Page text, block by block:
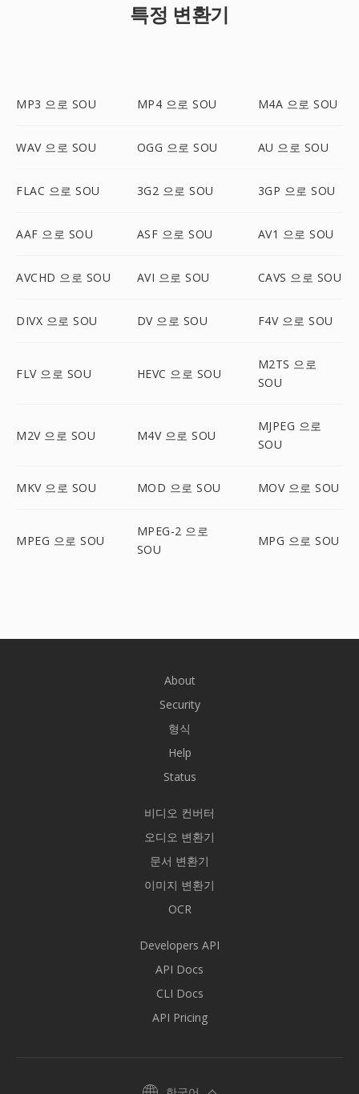
특정 변환기
MP3 으로 SOU MP4 으로 SOU M4A 으로 SOU
WAV 으로 SOU OGG 으로 SOU AU 으로 SOU
FLAC 으로 SOU 3G2 으로 SOU 3GP 으로 SOU
AAF 으로 SOU ASF 으로 SOU AV1 으로 SOU
AVCHD 으로 SOU AVI 으로 SOU CAVS 으로 SOU
DIVX 으로 SOU DV 으로 SOU F4V 으로 SOU
FLV 으로 SOU HEVC 으로 SOU
M2TS 으로
SOU
M2V 으로 SOU M4V 으로 SOU
MJPEG 으로
SOU
MKV 으로 SOU MOD 으로 SOU MOV 으로 SOU
MPEG 으로 SOU
MPEG-2 으로
SOU
MPG 으로 SOU
About
Security
형식
Help
Status
비디오 컨버터
오디오 변환기
문서 변환기
이미지 변환기
OCR
Developers API
API Docs
CLI Docs
API Pricing